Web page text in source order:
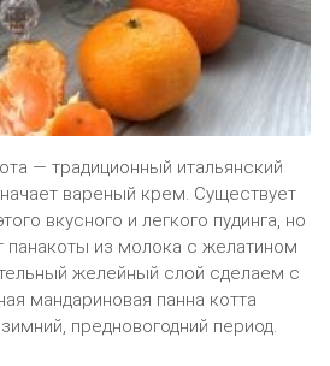
— традиционный итальянский
вареный крем. Существует
вкусного и легкого пудинга, но
панакоты из молока с желатином
желейный слой сделаем с
мандариновая панна котта
предновогодний период.